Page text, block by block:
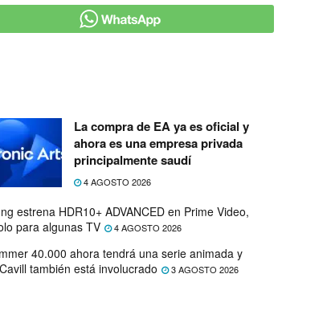
La compra de EA ya es oficial y
ahora es una empresa privada
principalmente saudí
4 AGOSTO 2026
estrena HDR10+ ADVANCED en Prime Video,
para algunas TV
4 AGOSTO 2026
40.000 ahora tendrá una serie animada y
también está involucrado
3 AGOSTO 2026